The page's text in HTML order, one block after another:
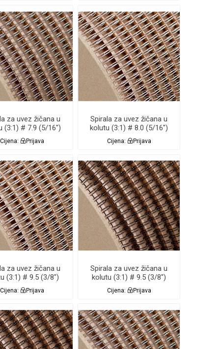
za uvez žičana u
(3:1) # 7.9 (5/16")
60.000 RS
Cijena: Prijava
Spirala za uvez žičana u
kolutu (3:1) # 8.0 (5/16")
BIJELA 64.000 Renz
Cijena: Prijava
za uvez žičana u
(3:1) # 9.5 (3/8")
46.000 Renz
Cijena: Prijava
Spirala za uvez žičana u
kolutu (3:1) # 9.5 (3/8")
CRNA 46.000 Renz
Cijena: Prijava